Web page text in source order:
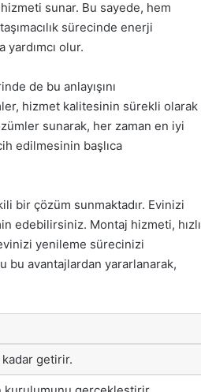
sunar. Bu sayede, hem
sürecinde enerji
olur.
de bu anlayışını
hizmet kalitesinin sürekli olarak
sunarak, her zaman en iyi
edilmesinin başlıca
bir çözüm sunmaktadır. Evinizi
edebilirsiniz. Montaj hizmeti, hızlı
yenileme sürecinizi
bu avantajlardan yararlanarak,
kadar getirir.